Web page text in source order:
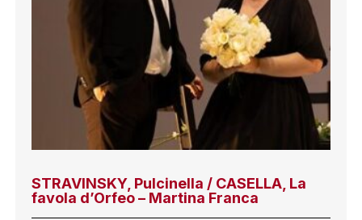
STRAVINSKY, Pulcinella / CASELLA, La
favola d’Orfeo – Martina Franca